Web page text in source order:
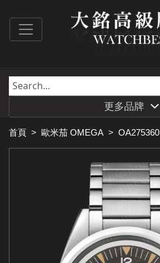
更多品牌
首頁 > 歐米茄 OMEGA > OA275360